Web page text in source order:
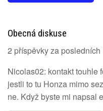
Obecná diskuse
2 příspěvky za
Nicolas02: kontakt touhle
jestli to tu Honza mimo
ne. Když byste mi napsal